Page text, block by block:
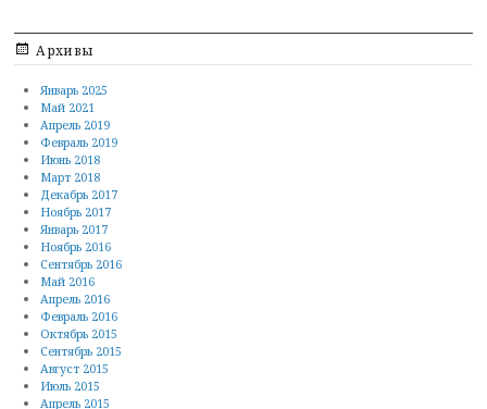
Архивы
Январь 2025
Май 2021
Апрель 2019
Февраль 2019
Июнь 2018
Март 2018
Декабрь 2017
Ноябрь 2017
Январь 2017
Ноябрь 2016
Сентябрь 2016
Май 2016
Апрель 2016
Февраль 2016
Октябрь 2015
Сентябрь 2015
Август 2015
Июль 2015
Апрель 2015